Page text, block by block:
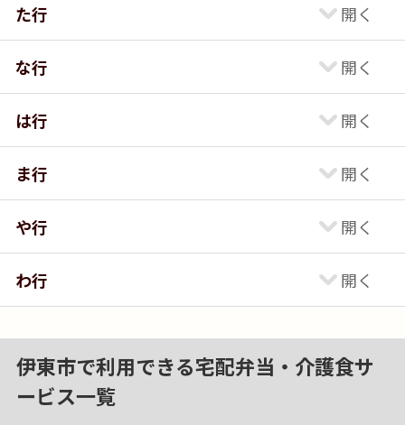
た行
な行
は行
ま行
や行
わ行
伊東市で利用できる宅配弁当・介護食サ
ービス一覧